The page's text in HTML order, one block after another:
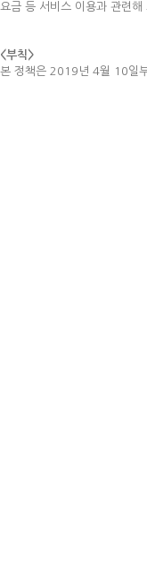
요금 등 서비스 이용과 관련
<부칙>
본 정책은 2019년 4월 10일